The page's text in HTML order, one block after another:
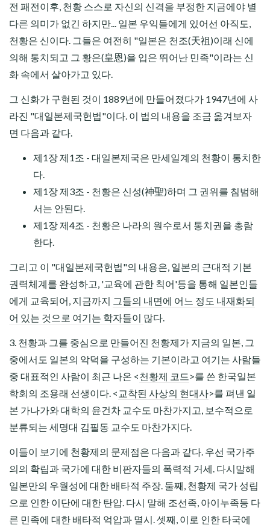
전 패전이후, 천황 스스로 자신의 신격을 부정한 지금에야 별
다른 의미가 없긴 하지만... 일본 우익들에게 있어선 아직도,
천황은 신이다. 그들은 여전히 "일본은 천조(天祖)이래 신에
의해 통치되고 그 황은(皇恩)을 입은 뛰어난 민족"이라는 신
화 속에서 살아가고 있다.
그 신화가 구현된 것이 1889년에 만들어졌다가 1947년에 사
라진 "대일본제국헌법"이다. 이 법의 내용을 조금 옮겨보자
면 다음과 같다.
제1장 제1조 - 대일본제국은 만세일계의 천황이 통치한
다.
제1장 제3조 - 천황은 신성(神聖)하며 그 권위를 침범해
서는 안된다.
제1장 제4조 - 천황은 나라의 원수로서 통치권을 총람
한다.
그리고 이 "대일본제국헌법"의 내용은, 일본의 근대적 기본
권력체계를 완성하고, '교육에 관한 칙어'등을 통해 일본인들
에게 교육되어, 지금까지 그들의 내면에 어느 정도 내재화되
어 있는 것으로 여기는 학자들이 많다.
3. 천황과 그를 중심으로 만들어진 천황제가 지금의 일본, 그
중에서도 일본의 악덕을 구성하는 기본이라고 여기는 사람들
중 대표적인 사람이 최근 나온 <천황제 코드 >를 쓴 한국일본
학회의 조용래 선생이다. < 교착된 사상의 현대사>를 펴낸 일
본 가나가와 대학의 윤건차 교수도 마찬가지고, 보수적으로
분류되는 세명대 김필동 교수도 마찬가지다.
이들이 보기에 천황제의 문제점은 다음과 같다. 우선 국가주
의의 확립과 국가에 대한 비판자들의 폭력적 거세. 다시말해
일본만의 우월성에 대한 배타적 주장. 둘째, 천황제 국가 성립
으로 인한 이단에 대한 탄압. 다시 말해 조선족, 아이누족등 다
른 민족에 대한 배타적 억압과 멸시. 셋째, 이로 인한 타국에